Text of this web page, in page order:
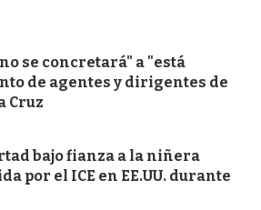
se concretará" a "está
de agentes y dirigentes de
Cruz
bajo fianza a la niñera
por el ICE en EE.UU. durante